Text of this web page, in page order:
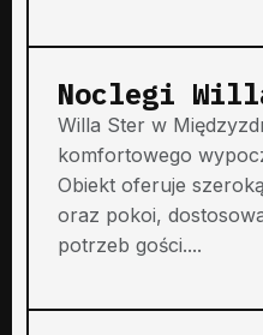
Noclegi
Willa Ster w
komfortowego
Obiekt oferuje
oraz pokoi,
potrzeb gości....